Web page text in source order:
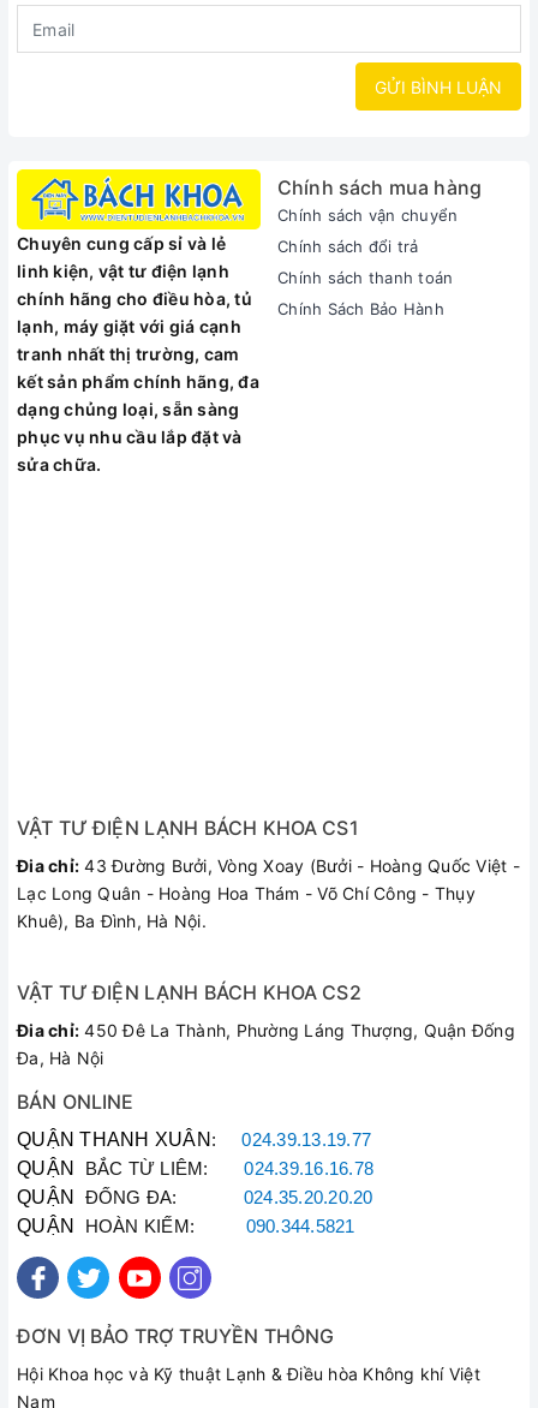
GỬI BÌNH LUẬN
Chuyên cung cấp sỉ và lẻ
linh kiện, vật tư điện lạnh
chính hãng cho điều hòa, tủ
lạnh, máy giặt với giá cạnh
tranh nhất thị trường, cam
kết sản phẩm chính hãng, đa
dạng chủng loại, sẵn sàng
phục vụ nhu cầu lắp đặt và
sửa chữa.
Chính sách mua hàng
Chính sách vận chuyển
Chính sách đổi trả
Chính sách thanh toán
Chính Sách Bảo Hành
VẬT TƯ ĐIỆN LẠNH BÁCH KHOA CS1
Đia chỉ: 43 Đường Bưởi, Vòng Xoay (Bưởi - Hoàng Quốc Việt -
Lạc Long Quân - Hoàng Hoa Thám - Võ Chí Công - Thụy
Khuê), Ba Đình, Hà Nội.
VẬT TƯ ĐIỆN LẠNH BÁCH KHOA CS2
Đia chỉ: 450 Đê La Thành, Phường Láng Thượng, Quận Đống
Đa, Hà Nội
BÁN ONLINE
QUẬN THANH XUÂN :024.39.13.19.77
QUẬN BẮC TỪ LIÊM:024.39.16.16.78
QUẬN ĐỐNG ĐA: 024.35.20.20.20
QUẬN HOÀN KIẾM: 090.344.5821
ĐƠN VỊ BẢO TRỢ TRUYỀN THÔNG
Hội Khoa học và Kỹ thuật Lạnh & Điều hòa Không khí Việt
Nam